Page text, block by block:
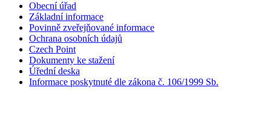
Obecní úřad
Základní informace
Povinně zveřejňované informace
Ochrana osobních údajů
Czech Point
Dokumenty ke stažení
Úřední deska
Informace poskytnuté dle zákona č. 106/1999 Sb.